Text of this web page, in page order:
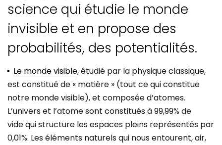
science qui étudie le monde
invisible et en propose des
probabilités, des potentialités.
Le monde visible, étudié par la physique classique,
est constitué de « matière » (tout ce qui constitue
notre monde visible), et composée d’atomes.
L’univers et l’atome sont constitués à 99,99% de
vide qui structure les espaces pleins représentés par
0,01%. Les éléments naturels qui nous entourent, air,